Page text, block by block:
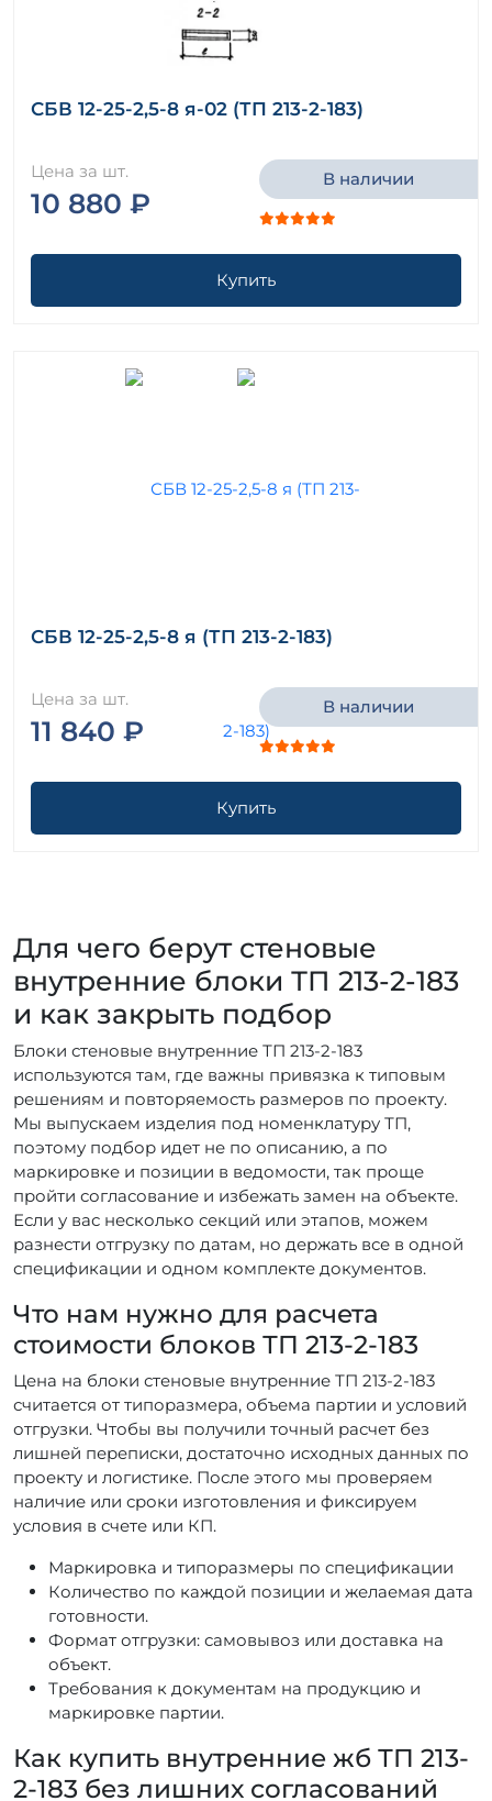
СБВ 12-25-2,5-8 я-02 (ТП 213-2-183)
Цена за шт.
10 880 ₽
В наличии
Купить
СБВ 12-25-2,5-8 я (ТП 213-2-183)
Цена за шт.
11 840 ₽
В наличии
Купить
Для чего берут стеновые
внутренние блоки ТП 213-2-183
и как закрыть подбор
Блоки стеновые внутренние ТП 213-2-183
используются там, где важны привязка к типовым
решениям и повторяемость размеров по проекту.
Мы выпускаем изделия под номенклатуру ТП,
поэтому подбор идет не по описанию, а по
маркировке и позиции в ведомости, так проще
пройти согласование и избежать замен на объекте.
Если у вас несколько секций или этапов, можем
разнести отгрузку по датам, но держать все в одной
спецификации и одном комплекте документов.
Что нам нужно для расчета
стоимости блоков ТП 213-2-183
Цена на блоки стеновые внутренние ТП 213-2-183
считается от типоразмера, объема партии и условий
отгрузки. Чтобы вы получили точный расчет без
лишней переписки, достаточно исходных данных по
проекту и логистике. После этого мы проверяем
наличие или сроки изготовления и фиксируем
условия в счете или КП.
Маркировка и типоразмеры по спецификации
Количество по каждой позиции и желаемая дата
готовности.
Формат отгрузки: самовывоз или доставка на
объект.
Требования к документам на продукцию и
маркировке партии.
Как купить внутренние жб ТП 213-
2-183 без лишних согласований